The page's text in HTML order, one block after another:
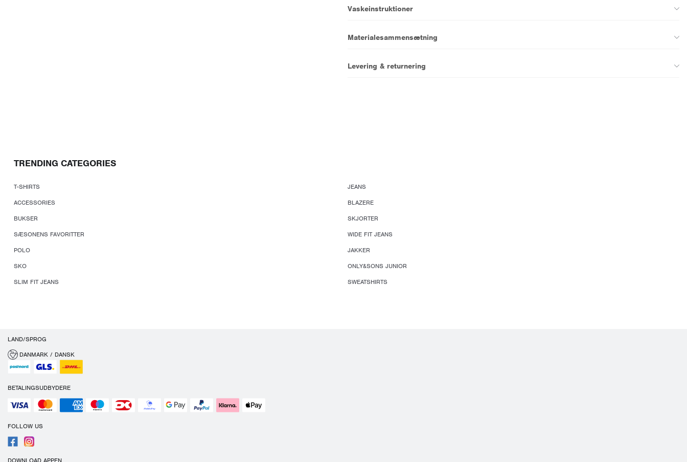
Vaskeinstruktioner
Materialesammensætning
Levering & returnering
TRENDING CATEGORIES
T-SHIRTS
JEANS
ACCESSORIES
BLAZERE
BUKSER
SKJORTER
SÆSONENS FAVORITTER
WIDE FIT JEANS
POLO
JAKKER
SKO
ONLY&SONS JUNIOR
SLIM FIT JEANS
SWEATSHIRTS
LAND/SPROG
DANMARK / DANSK
BETALINGSUDBYDERE
FOLLOW US